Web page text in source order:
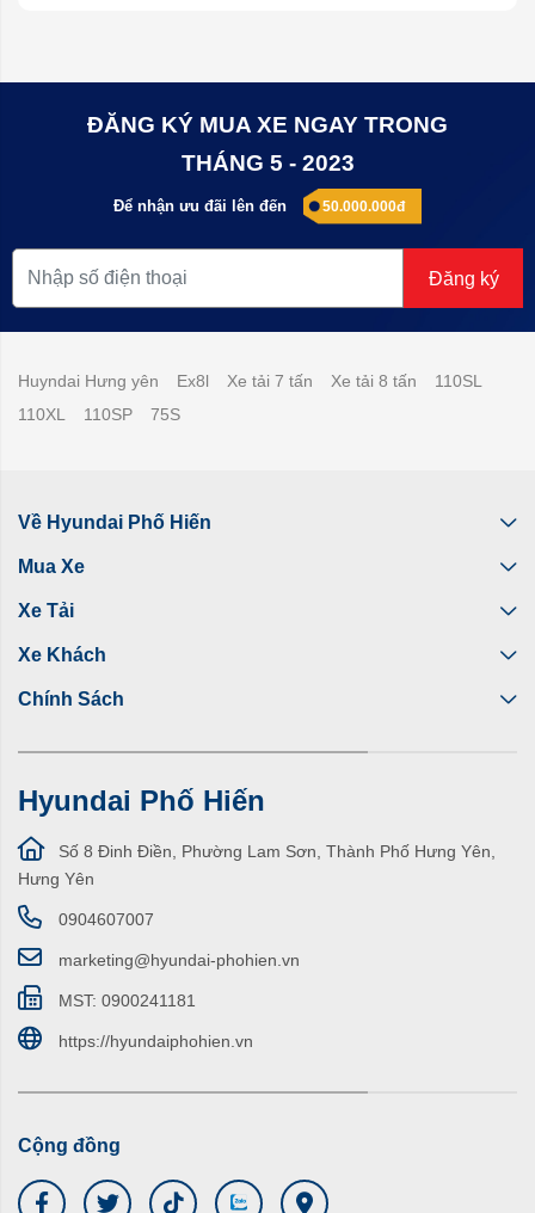
ĐĂNG KÝ MUA XE NGAY TRONG
THÁNG 5 - 2023
Để nhận ưu đãi lên đến 50.000.000đ
Đăng ký
Huyndai Hưng yên Ex8l Xe tải 7 tấn Xe tải 8 tấn
110SL
110XL
110SP 75S
Về Hyundai Phố Hiến
Mua Xe
Xe Tải
Xe Khách
Chính Sách
Hyundai Phố Hiến
Số 8 Đinh Điền, Phường Lam Sơn, Thành Phố Hưng Yên,
Hưng Yên
0904607007
marketing@hyundai-phohien.vn
MST: 0900241181
https://hyundaiphohien.vn
Cộng đồng